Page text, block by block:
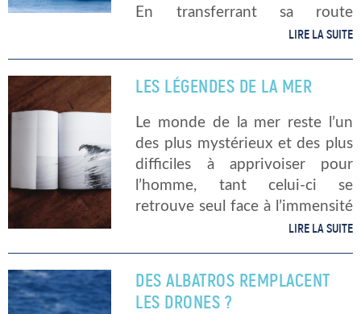
En transferrant sa route
maritime Cork-Santander vers
leur permettra de garder un
engagement sur le marché
irlandais, […]
LIRE LA SUITE
LES LÉGENDES DE LA MER
Le monde de la mer reste l’un
des plus mystérieux et des plus
difficiles à apprivoiser pour
l’homme, tant celui-ci se
retrouve seul face à l’immensité
des eaux et la force des
LIRE LA SUITE
DES ALBATROS REMPLACENT
LES DRONES ?